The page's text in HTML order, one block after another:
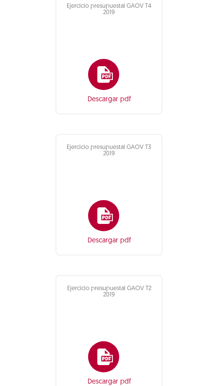
Ejercicio presupuestal GAOV T4
2019
Descargar pdf
Ejercicio presupuestal GAOV T3
2019
Descargar pdf
Ejercicio presupuestal GAOV T2
2019
Descargar pdf